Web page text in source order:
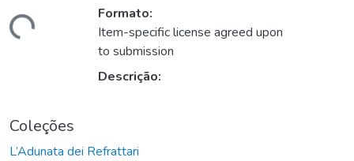
Formato:
Item-specific license agreed upon
to submission
Descrição:
Coleções
L’Adunata dei Refrattari